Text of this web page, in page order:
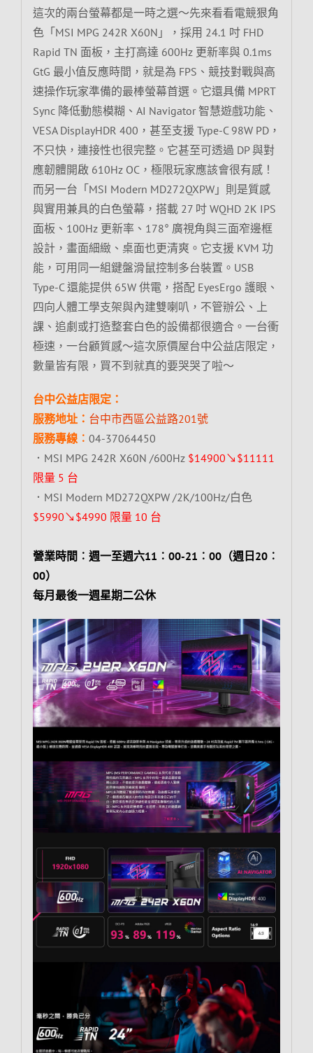
這次的兩台螢幕都是一時之選～先來看看電競狠角
色「MSI MPG 242R X60N」，採用 24.1 吋 FHD
Rapid TN 面板，主打高達 600Hz 更新率與 0.1ms
GtG 最小值反應時間，就是為 FPS、競技對戰與高
速操作玩家準備的最棒螢幕首選。它還具備 MPRT
Sync 降低動態模糊、AI Navigator 智慧遊戲功能、
VESA DisplayHDR 400，甚至支援 Type-C 98W PD，
不只快，連接性也很完整。它甚至可透過 DP 與對
應韌體開啟 610Hz OC，極限玩家應該會很有感！
而另一台「MSI Modern MD272QXPW」則是質感
與實用兼具的白色螢幕，搭載 27 吋 WQHD 2K IPS
面板、100Hz 更新率、178° 廣視角與三面窄邊框
設計，畫面細緻、桌面也更清爽。它支援 KVM 功
能，可用同一組鍵盤滑鼠控制多台裝置。USB
Type-C 還能提供 65W 供電，搭配 EyesErgo 護眼、
四向人體工學支架與內建雙喇叭，不管辦公、上
課、追劇或打造整套白色的設備都很適合。一台衝
極速，一台顧質感～這次原價屋台中公益店限定，
數量皆有限，買不到就真的要哭哭了啦～
台中公益店限定：
服務地址： 台中市西區公益路201號
服務專線︰ 04-37064450
．MSI MPG 242R X60N /600Hz $14900↘$11111
限量 5 台
．MSI Modern MD272QXPW /2K/100Hz/白色
$5990↘$4990 限量 10 台
營業時間︰週一至週六11︰00-21︰00（週日20︰
00）
每月最後一週星期二公休